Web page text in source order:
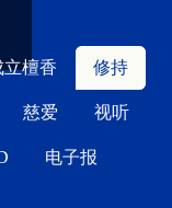
立檀香 修持
慈爱 视听
电子报